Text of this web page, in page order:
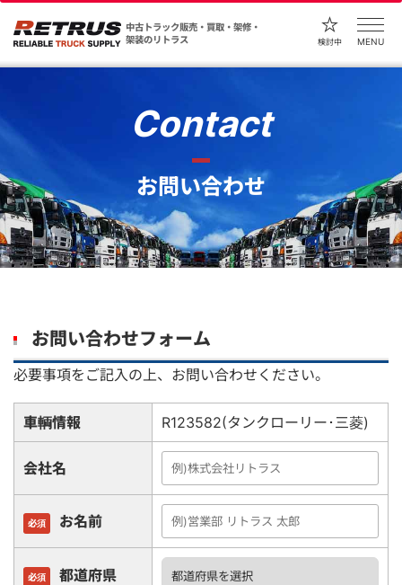
中古トラック販売・買取・架修・
架装のリトラス
検討中 MENU
Contact
お問い合わせ
お問い合わせフォーム
必要事項をご記入の上、お問い合わせください。
車輌情報 R123582(タンクローリー･三菱)
会社名
必須 お名前
必須 都道府県